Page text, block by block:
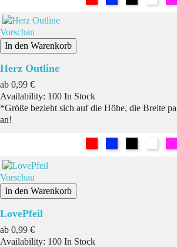
Vorschau
In den Warenkorb
Herz Outline
ab Preis
0,99 €
Availability: 100 In Stock
*Größe bezieht sich auf die Höhe, die Breite
an!
Vorschau
In den Warenkorb
LovePfeil
ab Preis
0,99 €
Availability: 100 In Stock